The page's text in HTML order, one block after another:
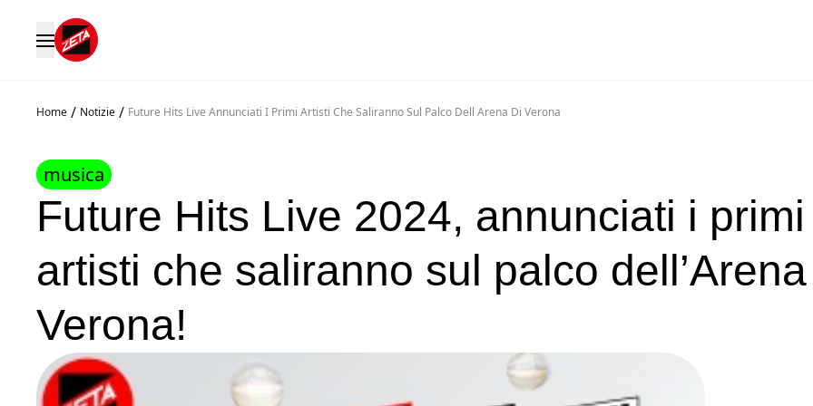
Home / Notizie / Future Hits Live Annunciati I Primi Artisti Che Saliranno Sul Palco Dell Arena Di Verona
musica
Future Hits Live 2024, annunciati i primi
artisti che saliranno sul palco
Verona!